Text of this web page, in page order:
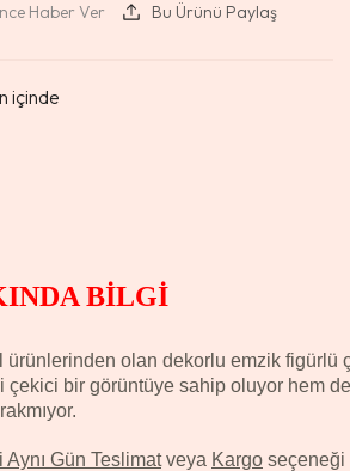
Haber Ver Bu Ürünü Paylaş
BİLGİ
ürünlerinden olan dekorlu emzik figürlü
çekici bir görüntüye sahip oluyor hem
Aynı Gün Teslimatveya Kargo seçeneği